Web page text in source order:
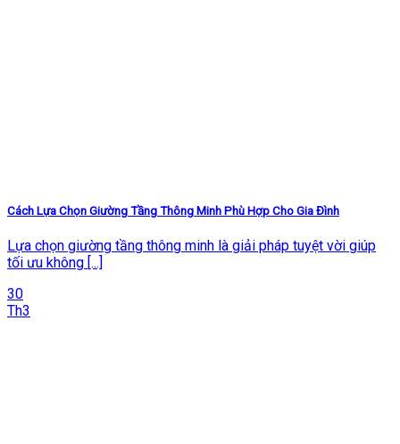
Cách Lựa Chọn Giường Tầng Thông Minh Phù Hợp Cho Gia Đình
Lựa chọn giường tầng thông minh là giải pháp tuyệt vời giúp
tối ưu không [...]
30
Th3